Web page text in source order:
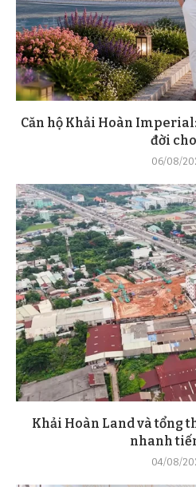
Căn hộ Khải Hoàn
đời
06/08/
Khải Hoàn Land và tổng
nhanh
04/08/